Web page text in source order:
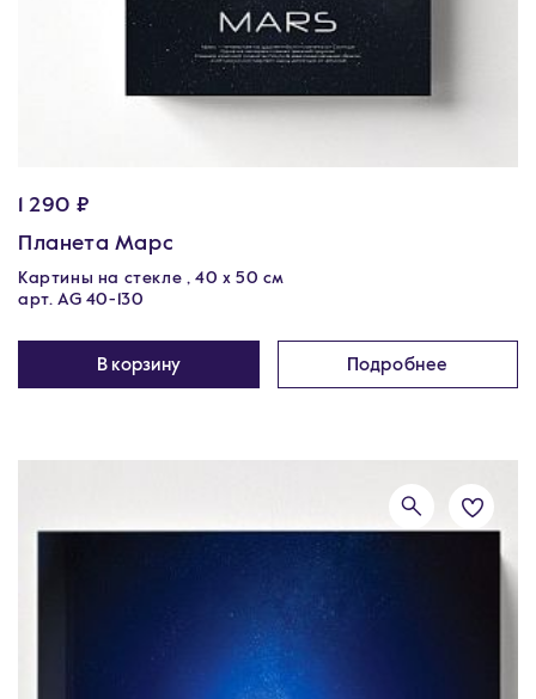
1 290 ₽
Планета Марс
Картины на стекле , 40 х 50 см
арт. AG 40-130
В корзину Подробнее